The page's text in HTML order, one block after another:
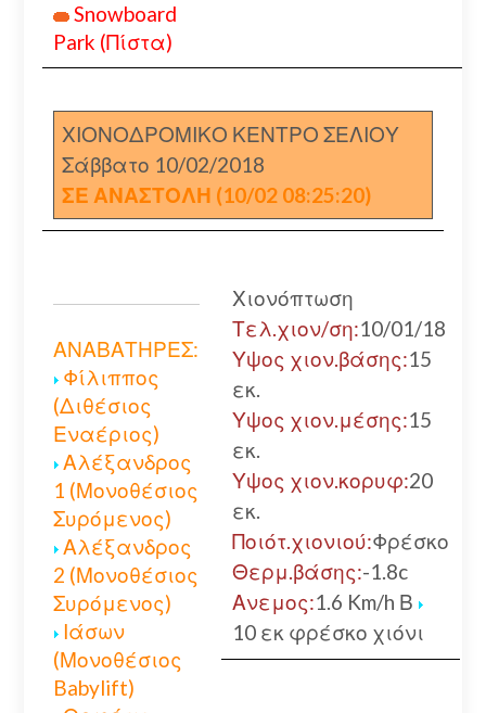
Snowboard
Park (Πίστα)
ΧΙΟΝΟΔΡΟΜΙΚΟ ΚΕΝΤΡΟ ΣΕΛΙΟΥ
Σάββατο 10/02/2018
ΣΕ ΑΝΑΣΤΟΛΗ (10/02 08:25:20)
ΑΝΑΒΑΤΗΡΕΣ:
Φίλιππος
(Διθέσιος
Εναέριος)
Αλέξανδρος
1 (Μονοθέσιος
Συρόμενος)
Αλέξανδρος
2 (Μονοθέσιος
Συρόμενος)
Ιάσων
(Μονοθέσιος
Babylift)
Χιονόπτωση
Τελ.χιον/ση:10/01/18
Υψος χιον.βάσης:15
εκ.
Υψος χιον.μέσης:15
εκ.
Υψος χιον.κορυφ:20
εκ.
Ποιότ.χιονιού:Φρέσκο
Θερμ.βάσης:-1.8c
Ανεμος:1.6 Km/h Β
10 εκ φρέσκο χιόνι